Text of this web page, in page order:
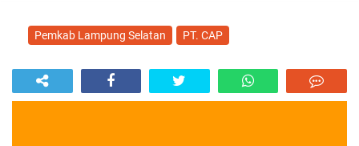
Pemkab Lampung Selatan PT. CAP